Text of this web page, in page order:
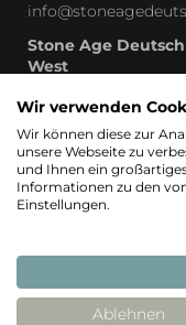
Stone Age
West
53819 Neunkirchen-
Teil von
Wir verwenden
Wir können diese zur
unsere Webseite zu
und Ihnen ein
Informationen zu den
Einstellungen.
Ablehnen